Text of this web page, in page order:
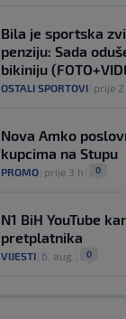
Bila je sportska
penziju: Sada
bikiniju
OSTALI SPORTOVI prije 2
Nova Amko
kupcima na Stupu
PROMO prije 3 h 0
N1 BiH YouTube
pretplatnika
VIJESTI 6. aug. 0